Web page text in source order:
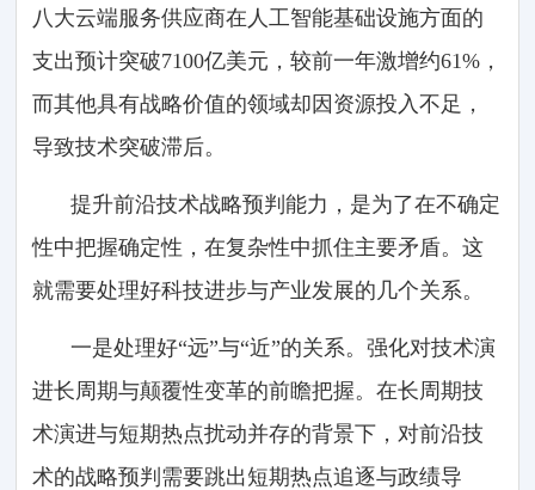
八大云端服务供应商在人工智能基础设施方面的
支出预计突破7100亿美元，较前一年激增约61%，
而其他具有战略价值的领域却因资源投入不足，
导致技术突破滞后。
提升前沿技术战略预判能力，是为了在不确定
性中把握确定性，在复杂性中抓住主要矛盾。这
就需要处理好科技进步与产业发展的几个关系。
一是处理好“远”与“近”的关系。强化对技术演
进长周期与颠覆性变革的前瞻把握。在长周期技
术演进与短期热点扰动并存的背景下，对前沿技
术的战略预判需要跳出短期热点追逐与政绩导